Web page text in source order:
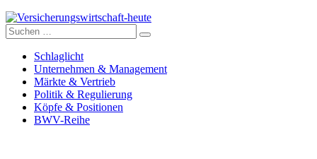
Versicherungswirtschaft-heute
Suche
nach:
Schlaglicht
Unternehmen & Management
Märkte & Vertrieb
Politik & Regulierung
Köpfe & Positionen
BWV-Reihe